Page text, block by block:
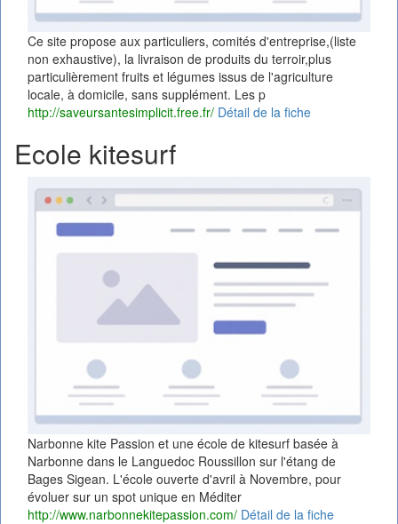
Ce site propose aux particuliers, comités d'entreprise,(liste
non exhaustive), la livraison de produits du terroir,plus
particulièrement fruits et légumes issus de l'agriculture
locale, à domicile, sans supplément. Les p
http://saveursantesimplicit.free.fr/ Détail de la fiche
Ecole kitesurf
Narbonne kite Passion et une école de kitesurf basée à
Narbonne dans le Languedoc Roussillon sur l'étang de
Bages Sigean. L'école ouverte d'avril à Novembre, pour
évoluer sur un spot unique en Méditer
http://www.narbonnekitepassion.com/ Détail de la fiche